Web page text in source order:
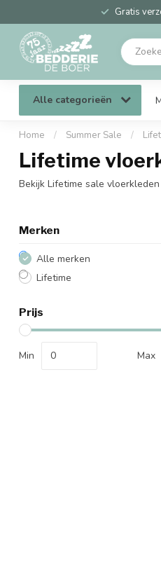
Gratis
Alle categorieën
Home / Summer Sale /
Lifetime
Bekijk Lifetime sale
Merken
Alle merken
Lifetime
Prijs
Min Max